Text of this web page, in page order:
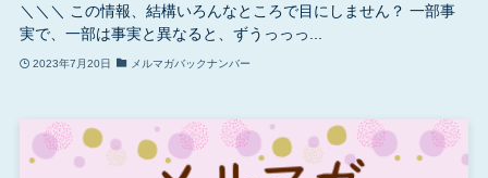
＼＼＼ この情報、結構いろんなところで目にしません？ 一部事
実で、一部は事実と異なると、ずうっっっ...
2023年7月20日 メルマガバックナンバー